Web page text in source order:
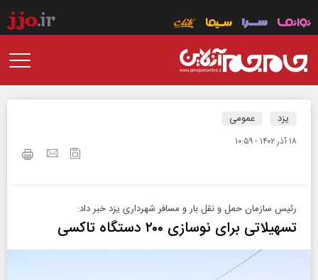
یزد عمومی
۱۸ آذر ۱۴۰۲ - ۱۰:۵۹
رئیس سازمان حمل و نقل بار و مسافر شهرداری یزد خبر داد:
تسهیلاتی برای نوسازی ۲۰۰ دستگاه تاکسی